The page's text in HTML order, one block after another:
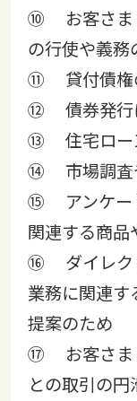
⑩ お客さま
の行使や義務
⑪ 貸付債権
⑫ 債券発行
⑬ 住宅ロー
⑭ 市場調査
⑮ アンケー
関連する商品
⑯ ダイレク
業務に関連
提案のため
⑰ お客さま
との取引の